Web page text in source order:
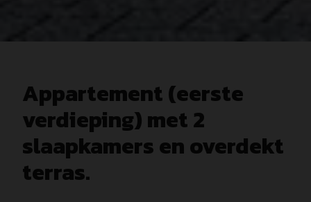
Appartement (eerste
verdieping) met 2
slaapkamers en overdekt
terras.